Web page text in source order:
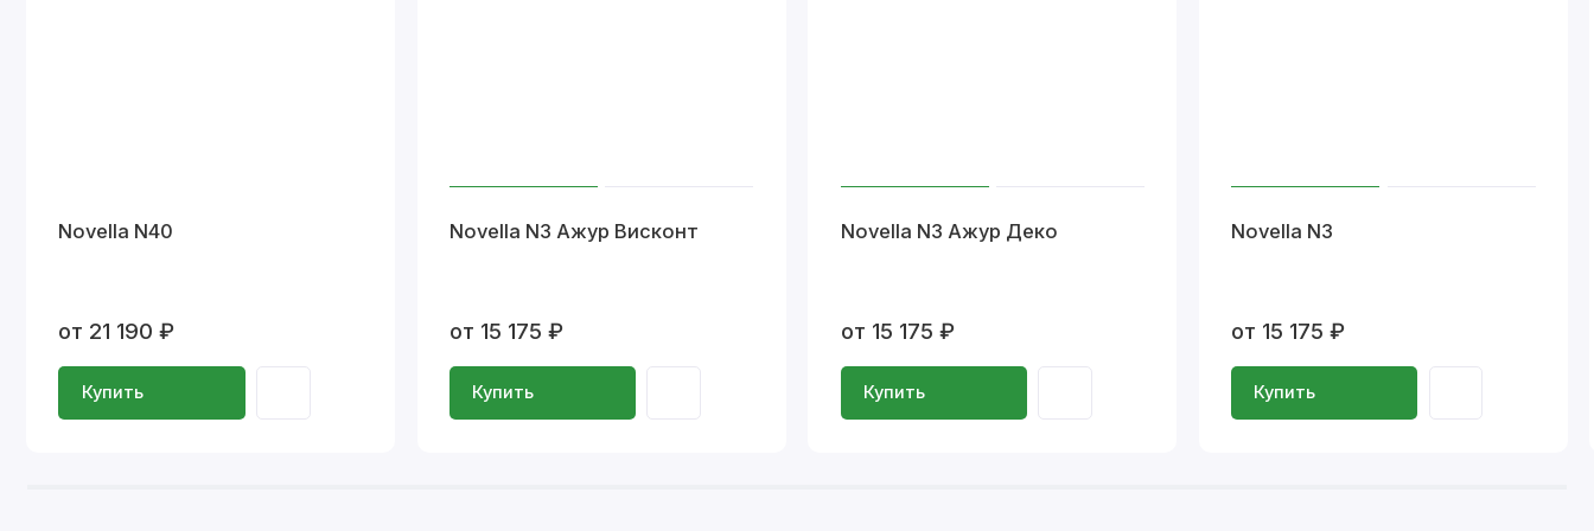
Novella N40
от 21 190 ₽
Купить
Novella N3 Ажур Висконт
от 15 175 ₽
Купить
Novella N3 Ажур Деко
от 15 175 ₽
Купить
Novella N3
от 15 175 ₽
Купить